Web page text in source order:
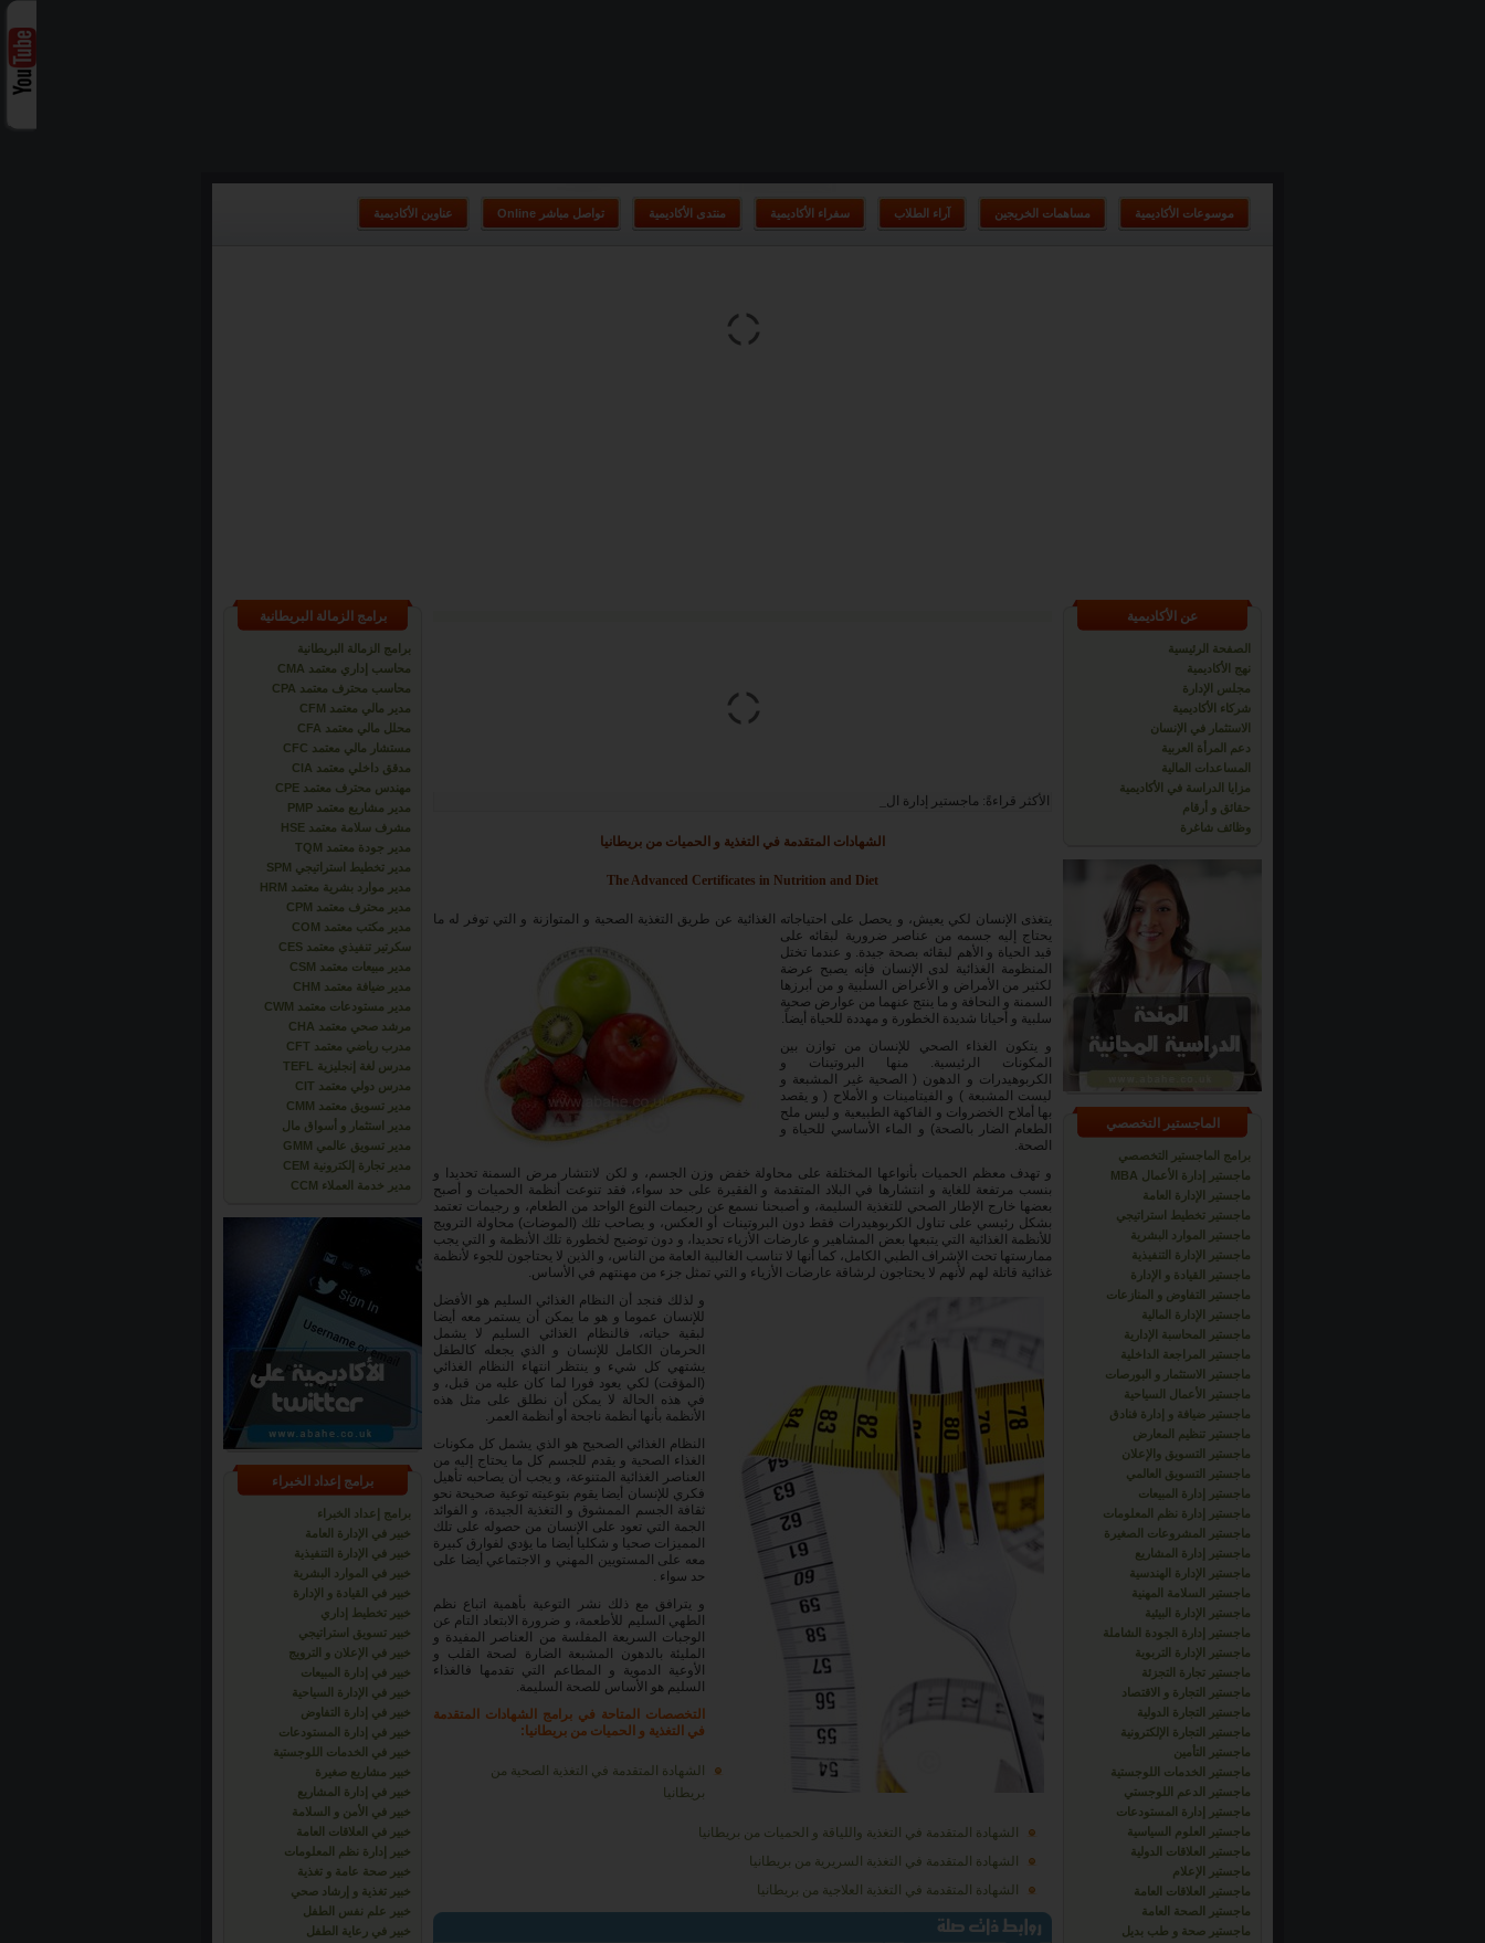
عناوين الأكاديمية Online تواصل مباشر منتدى الأكاديمية سفراء الأكاديمية آراء الطلاب مساهمات الخريجين موسوعات الأكاديمية
برامج الزمالة البريطانية
برامج الزمالة البريطانية
محاسب إداري معتمد CMA
محاسب محترف معتمد CPA
مدير مالي معتمد CFM
محلل مالي معتمد CFA
مستشار مالي معتمد CFC
مدقق داخلي معتمد CIA
مهندس محترف معتمد CPE
مدير مشاريع معتمد PMP
مشرف سلامة معتمد HSE
مدير جودة معتمد TQM
مدير تخطيط استراتيجي SPM
مدير موارد بشرية معتمد HRM
مدير محترف معتمد CPM
مدير مكتب معتمد COM
سكرتير تنفيذي معتمد CES
مدير مبيعات معتمد CSM
مدير ضيافة معتمد CHM
مدير مستودعات معتمد CWM
مرشد صحي معتمد CHA
مدرب رياضي معتمد CFT
مدرس لغة إنجليزية TEFL
مدرس دولي معتمد CIT
مدير تسويق معتمد CMM
مدير استثمار و أسواق مال
مدير تسويق عالمي GMM
مدير تجارة إلكترونية CEM
مدير خدمة العملاء CCM
برامج إعداد الخبراء
برامج إعداد الخبراء
خبير في الإدارة العامة
خبير في الإدارة التنفيذية
خبير في الموارد البشرية
خبير في القيادة و الإدارة
خبير تخطيط إداري
خبير تسويق استراتيجي
خبير في الإعلان و الترويج
خبير في إدارة المبيعات
خبير في الإدارة السياحية
خبير في إدارة التفاوض
خبير في إدارة المستودعات
خبير في الخدمات اللوجستية
خبير مشاريع صغيرة
خبير في إدارة المشاريع
خبير في الأمن و السلامة
خبير في العلاقات العامة
خبير إدارة نظم المعلومات
خبير صحة عامة و تغذية
خبير تغذية و إرشاد صحي
خبير علم نفس الطفل
خبير في رعاية الطفل
الأكثر قراءةً: ماجستير إدارة الأعمال من بريطانيا
الشهادات المتقدمة في التغذية و الحميات من بريطانيا
The Advanced Certificates in Nutrition and Diet
يتغذى الإنسان لكي يعيش، و يحصل على احتياجاته الغذائية عن طريق التغذية الصحية و المتوازنة و التي توفر له ما
يحتاج إليه جسمه من عناصر ضرورية لبقائه على
قيد الحياة و الأهم لبقائه بصحة جيدة. و عندما تختل
المنظومة الغذائية لدى الإنسان فإنه يصبح عرضة
لكثير من الأمراض و الأعراض السلبية و من أبرزها
السمنة و النحافة و ما ينتج عنهما من عوارض صحية
سلبية و أحيانا شديدة الخطورة و مهددة للحياة أيضاً.
و يتكون الغذاء الصحي للإنسان من توازن بين
المكونات الرئيسية. منها البروتينات و
الكربوهيدرات و الدهون ( الصحية غير المشبعة و
ليست المشبعة ) و الفيتامينات و الأملاح ( و يقصد
بها أملاح الخضروات و الفاكهة الطبيعية و ليس ملح
الطعام الضار بالصحة) و الماء الأساسي للحياة و
الصحة.
و تهدف معظم الحميات بأنواعها المختلفة على محاولة خفض وزن الجسم، و لكن لانتشار مرض السمنة تحديدا و
بنسب مرتفعة للغاية و انتشارها في البلاد المتقدمة و الفقيرة على حد سواء، فقد تنوعت أنظمة الحميات و أصبح
بعضها خارج الإطار الصحي للتغذية السليمة، و أصبحنا نسمع عن رجيمات النوع الواحد من الطعام، و رجيمات تعتمد
بشكل رئيسي على تناول الكربوهيدرات فقط دون البروتينات أو العكس، و يصاحب تلك (الموضات) محاولة الترويج
للأنظمة الغذائية التي يتبعها بعض المشاهير و عارضات الأزياء تحديدا، و دون توضيح لخطورة تلك الأنظمة و التي يجب
ممارستها تحت الإشراف الطبي الكامل، كما أنها لا تناسب الغالبية العامة من الناس، و الذين لا يحتاجون للجوء لأنظمة
غذائية قاتلة لهم لأنهم لا يحتاجون لرشاقة عارضات الأزياء و التي تمثل جزء من مهنتهم في الأساس.
و لذلك فنجد أن النظام الغذائي السليم هو الأفضل
للإنسان عموما و هو ما يمكن أن يستمر معه أيضا
لبقية حياته، فالنظام الغذائي السليم لا يشمل
الحرمان الكامل للإنسان و الذي يجعله كالطفل
يشتهي كل شيء و ينتظر انتهاء النظام الغذائي
(المؤقت) لكي يعود فورا لما كان عليه من قبل، و
في هذه الحالة لا يمكن أن نطلق على مثل هذه
الأنظمة بأنها أنظمة ناجحة أو أنظمة العمر.
النظام الغذائي الصحيح هو الذي يشمل كل مكونات
الغذاء الصحية و يقدم للجسم كل ما يحتاج إليه من
العناصر الغذائية المتنوعة، و يجب أن يصاحبه تأهيل
فكري للإنسان أيضا يقوم بتوعيته توعية صحيحة نحو
ثقافة الجسم الممشوق و التغذية الجيدة، و الفوائد
الجمة التي تعود على الإنسان من حصوله على تلك
المميزات صحيا و شكليا أيضا ما يؤدي لفوارق كبيرة
معه على المستويين المهني و الاجتماعي أيضا على
حد سواء .
و يترافق مع ذلك نشر التوعية بأهمية اتباع نظم
الطهي السليم للأطعمة، و ضرورة الابتعاد التام عن
الوجبات السريعة المفلسة من العناصر المفيدة و
المليئة بالدهون المشبعة الضارة لصحة القلب و
الأوعية الدموية و المطاعم التي تقدمها فالغذاء
السليم هو الأساس للصحة السليمة.
التخصصات المتاحة في برامج الشهادات المتقدمة
في التغذية و الحميات من بريطانيا:
الشهادة المتقدمة في التغذية الصحية من
بريطانيا
الشهادة المتقدمة في التغذية واللياقة و الحميات من بريطانيا
الشهادة المتقدمة في التغذية السريرية من بريطانيا
الشهادة المتقدمة في التغذية العلاجية من بريطانيا
عن الأكاديمية
الصفحة الرئيسية
نهج الأكاديمية
مجلس الإدارة
شركاء الأكاديمية
الاستثمار في الإنسان
دعم المرأة العربية
المساعدات المالية
مزايا الدراسة في الأكاديمية
حقائق و أرقام
وظائف شاغرة
الماجستير التخصصي
برامج الماجستير التخصصي
ماجستير إدارة الأعمال MBA
ماجستير الإدارة العامة
ماجستير تخطيط استراتيجي
ماجستير الموارد البشرية
ماجستير الإدارة التنفيذية
ماجستير القيادة و الإدارة
ماجستير التفاوض و المنازعات
ماجستير الإدارة المالية
ماجستير المحاسبة الإدارية
ماجستير المراجعة الداخلية
ماجستير الاستثمار و البورصات
ماجستير الأعمال السياحية
ماجستير ضيافة و إدارة فنادق
ماجستير تنظيم المعارض
ماجستير التسويق والإعلان
ماجستير التسويق العالمي
ماجستير إدارة المبيعات
ماجستير إدارة نظم المعلومات
ماجستير المشروعات الصغيرة
ماجستير إدارة المشاريع
ماجستير الإدارة الهندسية
ماجستير السلامة المهنية
ماجستير الإدارة البيئية
ماجستير إدارة الجودة الشاملة
ماجستير الإدارة التربوية
ماجستير تجارة التجزئة
ماجستير التجارة و الاقتصاد
ماجستير التجارة الدولية
ماجستير التجارة الإلكترونية
ماجستير التأمين
ماجستير الخدمات اللوجستية
ماجستير الدعم اللوجستي
ماجستير إدارة المستودعات
ماجستير العلوم السياسية
ماجستير العلاقات الدولية
ماجستير الإعلام
ماجستير العلاقات العامة
ماجستير الصحة العامة
ماجستير صحة و طب بديل